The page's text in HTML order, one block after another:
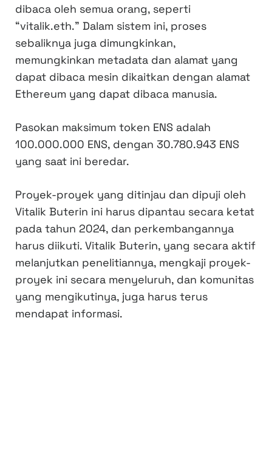
dibaca oleh semua orang, seperti
“vitalik.eth.” Dalam sistem ini, proses
sebaliknya juga dimungkinkan,
memungkinkan metadata dan alamat yang
dapat dibaca mesin dikaitkan dengan alamat
Ethereum yang dapat dibaca manusia.
Pasokan maksimum token ENS adalah
100.000.000 ENS, dengan 30.780.943 ENS
yang saat ini beredar.
Proyek-proyek yang ditinjau dan dipuji oleh
Vitalik Buterin ini harus dipantau secara ketat
pada tahun 2024, dan perkembangannya
harus diikuti. Vitalik Buterin, yang secara aktif
melanjutkan penelitiannya, mengkaji proyek-
proyek ini secara menyeluruh, dan komunitas
yang mengikutinya, juga harus terus
mendapat informasi.